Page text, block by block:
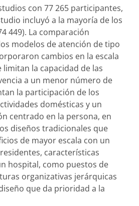
con 77 265 participantes,
incluyó a la mayoría de los
449). La comparación
modelos de atención de tipo
cambios en la escala
limitan la capacidad de las
a un menor número de
la participación de los
domésticas y un
centrado en la persona, en
diseños tradicionales que
de mayor escala con un
características
hospital, como puestos de
organizativas jerárquicas
que da prioridad a la